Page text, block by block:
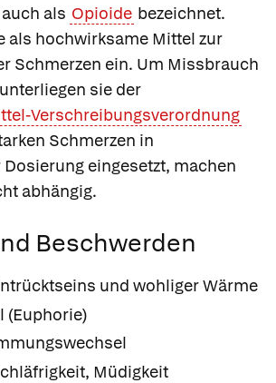
als Opioide bezeichnet.
als hochwirksame Mittel zur
Schmerzen ein. Um Missbrauch
sie der
Verschreibungsverordnung
Schmerzen in
eingesetzt, machen
abhängig.
Beschwerden
und wohliger Wärme
(Euphorie)
Müdigkeit